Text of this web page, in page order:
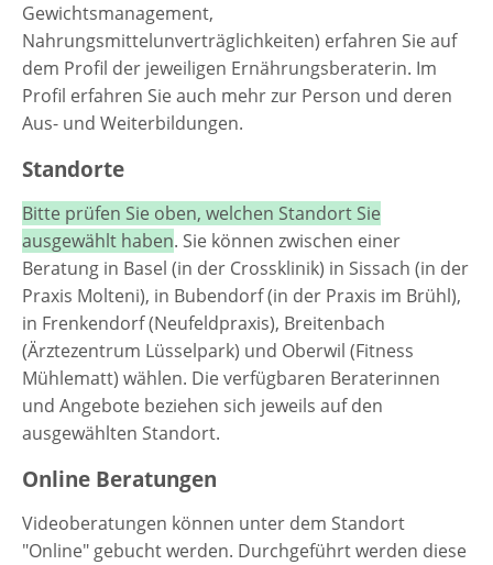
Gewichtsmanagement,
Nahrungsmittelunverträglichkeiten) erfahren Sie auf
dem Profil der jeweiligen Ernährungsberaterin. Im
Profil erfahren Sie auch mehr zur Person und deren
Aus- und Weiterbildungen.
Standorte
Bitte prüfen Sie oben, welchen Standort Sie
ausgewählt haben. Sie können zwischen einer
Beratung in Basel (in der Crossklinik) in Sissach (in der
Praxis Molteni), in Bubendorf (in der Praxis im Brühl),
in Frenkendorf (Neufeldpraxis), Breitenbach
(Ärztezentrum Lüsselpark) und Oberwil (Fitness
Mühlematt) wählen. Die verfügbaren Beraterinnen
und Angebote beziehen sich jeweils auf den
ausgewählten Standort.
Online Beratungen
Videoberatungen können unter dem Standort
"Online" gebucht werden. Durchgeführt werden diese